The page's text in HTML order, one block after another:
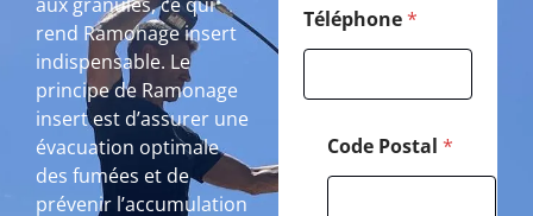
aux granulés, ce qui
rend Ramonage insert
indispensable. Le
principe de Ramonage
insert est d’assurer une
évacuation optimale
des fumées et de
prévenir l’accumulation
Téléphone*
Code Postal *